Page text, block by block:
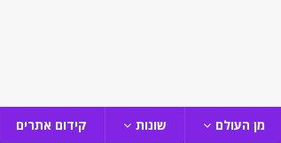
מן העולם שונות קידום אתרים